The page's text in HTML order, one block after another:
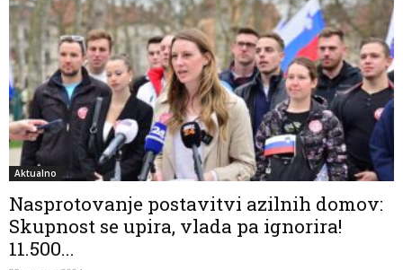
Aktualno
Nasprotovanje postavitvi azilnih domov:
Skupnost se upira, vlada pa ignorira!
11.500...